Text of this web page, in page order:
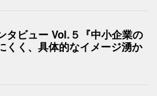
タビュー Vol.５『中小企業の
くく、具体的なイメージ湧か